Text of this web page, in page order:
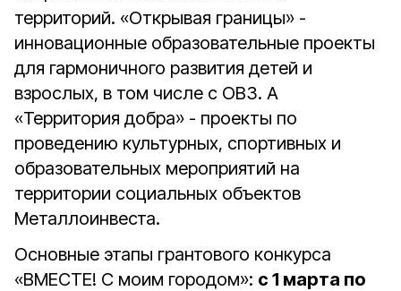
территорий. «Открывая границы» -
инновационные образовательные проекты
для гармоничного развития детей и
взрослых, в том числе с ОВЗ. А
«Территория добра» - проекты по
проведению культурных, спортивных и
образовательных мероприятий на
территории социальных объектов
Металлоинвеста.
Основные этапы грантового конкурса
«ВМЕСТЕ! С моим городом»: с 1 марта по